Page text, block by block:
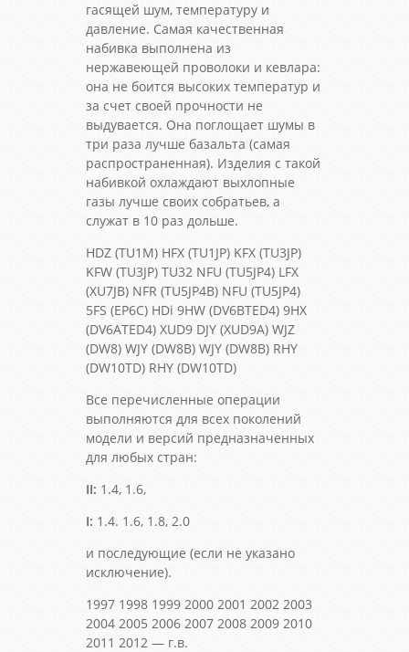
гасящей шум, температуру и
давление. Самая качественная
набивка выполнена из
нержавеющей проволоки и кевлара:
она не боится высоких температур и
за счет своей прочности не
выдувается. Она поглощает шумы в
три раза лучше базальта (самая
распространенная). Изделия с такой
набивкой охлаждают выхлопные
газы лучше своих собратьев, а
служат в 10 раз дольше.
HDZ (TU1M) HFX (TU1JP) KFX (TU3JP)
KFW (TU3JP) TU32 NFU (TU5JP4) LFX
(XU7JB) NFR (TU5JP4B) NFU (TU5JP4)
5FS (EP6C) HDi 9HW (DV6BTED4) 9HX
(DV6ATED4) XUD9 DJY (XUD9A) WJZ
(DW8) WJY (DW8B) WJY (DW8B) RHY
(DW10TD) RHY (DW10TD)
Все перечисленные операции
выполняются для всех поколений
модели и версий предназначенных
для любых стран:
II: 1.4, 1.6,
I: 1.4. 1.6, 1.8, 2.0
и последующие (если не указано
исключение).
1997 1998 1999 2000 2001 2002 2003
2004 2005 2006 2007 2008 2009 2010
2011 2012 — г.в.